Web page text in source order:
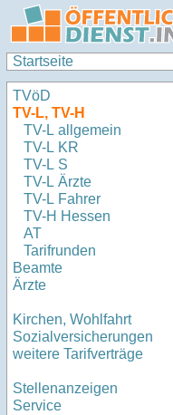
Startseite
TVöD
TV-L, TV-H
TV-L allgemein
TV-L KR
TV-L S
TV-L Ärzte
TV-L Fahrer
TV-H Hessen
AT
Tarifrunden
Beamte
Ärzte
Kirchen, Wohlfahrt
Sozialversicherungen
weitere Tarifverträge
Stellenanzeigen
Service